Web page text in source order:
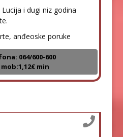
Lucija i dugi niz godina
anđeoske poruke
064/600-600
min